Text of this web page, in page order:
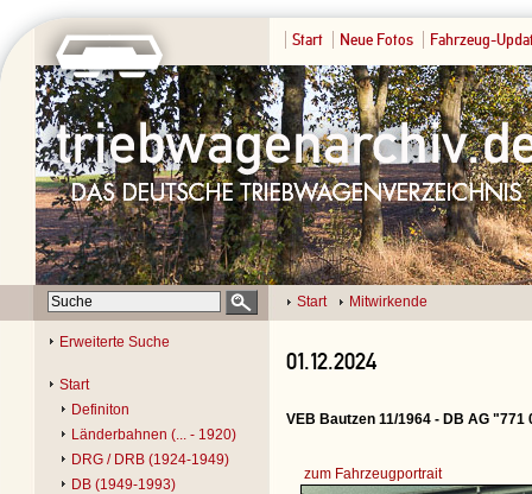
Start Neue Fotos Fahrzeug-
Start Mitwirkende
Erweiterte Suche
Start
Definiton
Länderbahnen (... - 1920)
DRG / DRB (1924-1949)
DB (1949-1993)
01.12.2024
VEB Bautzen 11/1964 - DB AG "771
zum Fahrzeugportrait